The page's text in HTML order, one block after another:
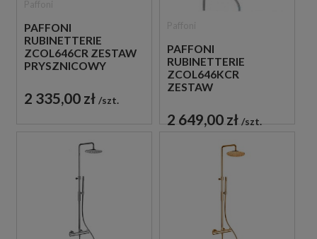
PAFFONI
RUBINETTERIE
ZCOL646CR ZESTAW
PRYSZNICOWY
ŚCIENNY CHROM
2 335,00 zł szt.
PAFFONI
RUBINETTERIE
ZCOL646KCR
ZESTAW
TERMOSTATYCZNY
ŚCIENNY CHROM
2 649,00 zł szt.